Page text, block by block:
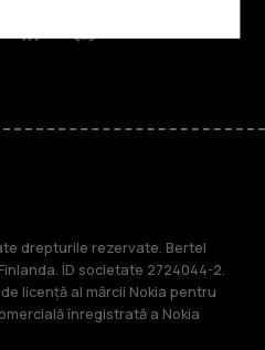
LinkedinDiscord
drepturile rezervate. Bertel
ID societate 2724044-2.
licență al mărcii Nokia pentru
înregistrată a Nokia